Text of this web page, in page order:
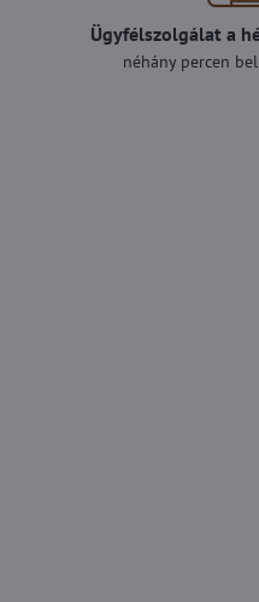
Ügyfélszolgálat a
néhány percen